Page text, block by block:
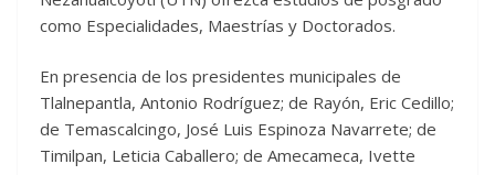
como Especialidades, Maestrías y Doctorados.
En presencia de los presidentes municipales de
Tlalnepantla, Antonio Rodríguez; de Rayón, Eric Cedillo;
de Temascalcingo, José Luis Espinoza Navarrete; de
Timilpan, Leticia Caballero; de Amecameca, Ivette